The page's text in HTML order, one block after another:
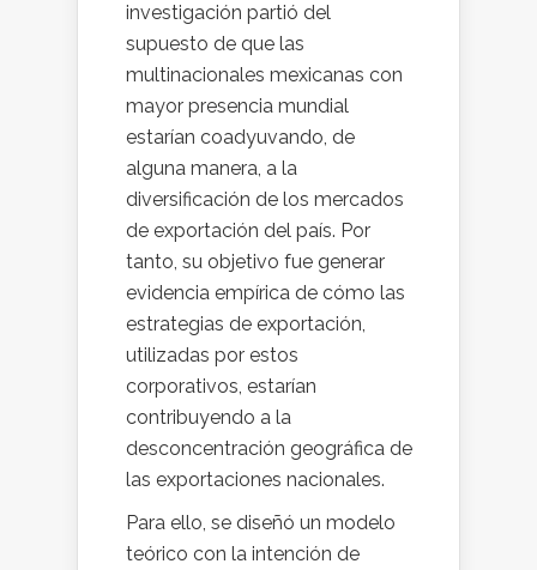
investigación partió del
supuesto de que las
multinacionales mexicanas con
mayor presencia mundial
estarían coadyuvando, de
alguna manera, a la
diversificación de los mercados
de exportación del país. Por
tanto, su objetivo fue generar
evidencia empírica de cómo las
estrategias de exportación,
utilizadas por estos
corporativos, estarían
contribuyendo a la
desconcentración geográfica de
las exportaciones nacionales.
Para ello, se diseñó un modelo
teórico con la intención de